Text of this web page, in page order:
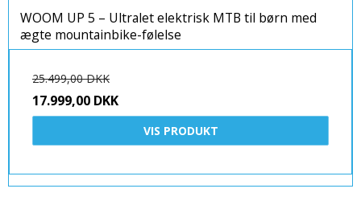
WOOM UP 5 – Ultralet elektrisk MTB til børn med
ægte mountainbike-følelse
25.499,00 DKK
17.999,00 DKK
VIS PRODUKT